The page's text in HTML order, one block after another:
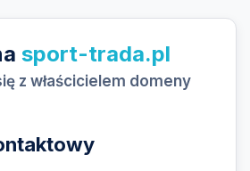
sport-trada.pl
z właścicielem domeny